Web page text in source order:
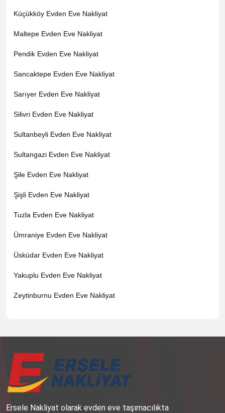
Küçükköy Evden Eve Nakliyat
Maltepe Evden Eve Nakliyat
Pendik Evden Eve Nakliyat
Sancaktepe Evden Eve Nakliyat
Sarıyer Evden Eve Nakliyat
Silivri Evden Eve Nakliyat
Sultanbeyli Evden Eve Nakliyat
Sultangazi Evden Eve Nakliyat
Şile Evden Eve Nakliyat
Şişli Evden Eve Nakliyat
Tuzla Evden Eve Nakliyat
Ümraniye Evden Eve Nakliyat
Üsküdar Evden Eve Nakliyat
Yakuplu Evden Eve Nakliyat
Zeytinburnu Evden Eve Nakliyat
Ersele Nakliyat olarak evden eve taşımacılıkta